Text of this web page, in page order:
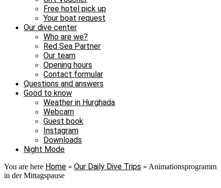
Free hotel pick up
Your boat request
Our dive center
Who are we?
Red Sea Partner
Our team
Opening hours
Contact formular
Questions and answers
Good to know
Weather in Hurghada
Webcam
Guest book
Instagram
Downloads
Night Mode
You are here Home » Our Daily Dive Trips » Animationsprogramm
in der Mittagspause